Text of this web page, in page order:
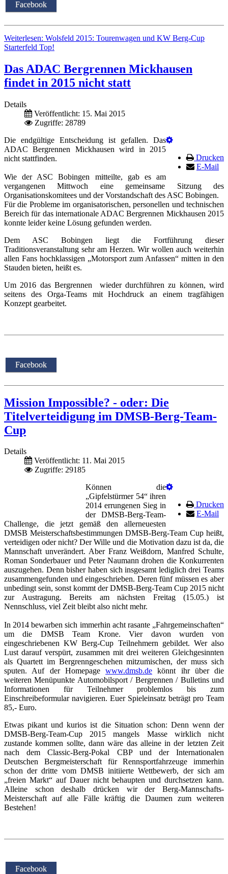
Facebook
Weiterlesen: Wolsfeld 2015: Tourenwagen und KW Berg-Cup
Starterfeld Top!
Das ADAC Bergrennen Mickhausen
findet in 2015 nicht statt
Details
Veröffentlicht: 15. Mai 2015
Zugriffe: 28789
Drucken
E-Mail
Die endgültige Entscheidung ist gefallen. Das
ADAC Bergrennen Mickhausen wird in 2015
nicht stattfinden.
Wie der ASC Bobingen mitteilte, gab es am
vergangenen Mittwoch eine gemeinsame Sitzung des
Organisationskomitees und der Vorstandschaft des ASC Bobingen.
Für die Probleme im organisatorischen, personellen und technischen
Bereich für das internationale ADAC Bergrennen Mickhausen 2015
konnte leider keine Lösung gefunden werden.
Dem ASC Bobingen liegt die Fortführung dieser
Traditionsveranstaltung sehr am Herzen. Wir wollen auch weiterhin
allen Fans hochklassigen „Motorsport zum Anfassen“ mitten in den
Stauden bieten, heißt es.
Um 2016 das Bergrennen wieder durchführen zu können, wird
seitens des Orga-Teams mit Hochdruck an einem tragfähigen
Konzept gearbeitet.
Facebook
Mission Impossible? - oder: Die
Titelverteidigung im DMSB-Berg-Team-
Cup
Details
Veröffentlicht: 11. Mai 2015
Zugriffe: 29185
Drucken
E-Mail
Können die
„Gipfelstürmer 54“ ihren
2014 errungenen Sieg in
der DMSB-Berg-Team-
Challenge, die jetzt gemäß den allerneuesten
DMSB Meisterschaftsbestimmungen DMSB-Berg-Team Cup heißt,
verteidigen oder nicht? Der Wille und die Motivation dazu ist da, die
Mannschaft unverändert. Aber Franz Weißdorn, Manfred Schulte,
Roman Sonderbauer und Peter Naumann drohen die Konkurrenten
auszugehen. Denn bisher haben sich insgesamt lediglich drei Teams
zusammengefunden und eingeschrieben. Deren fünf müssen es aber
unbedingt sein, sonst kommt der DMSB-Berg-Team Cup 2015 nicht
zur Austragung. Bereits am nächsten Freitag (15.05.) ist
Nennschluss, viel Zeit bleibt also nicht mehr.
In 2014 bewarben sich immerhin acht rasante „Fahrgemeinschaften“
um die DMSB Team Krone. Vier davon wurden von
eingeschriebenen KW Berg-Cup Teilnehmern gebildet. Wer also
Lust darauf verspürt, zusammen mit drei weiteren Gleichgesinnten
als Quartett im Bergrenngeschehen mitzumischen, der muss sich
sputen. Auf der Homepage www.dmsb.de könnt ihr über die
weiteren Menüpunkte Automobilsport / Bergrennen / Bulletins und
Informationen für Teilnehmer problemlos bis zum
Einschreibeformular navigieren. Euer Spieleinsatz beträgt pro Team
85,- Euro.
Etwas pikant und kurios ist die Situation schon: Denn wenn der
DMSB-Berg-Team-Cup 2015 mangels Masse wirklich nicht
zustande kommen sollte, dann wäre das alleine in der letzten Zeit
nach dem Classic-Berg-Pokal CBP und der Internationalen
Deutschen Bergmeisterschaft für Rennsportfahrzeuge immerhin
schon der dritte vom DMSB initiierte Wettbewerb, der sich am
„freien Markt“ auf Dauer nicht behaupten und durchsetzen kann.
Alleine schon deshalb drücken wir der Berg-Mannschafts-
Meisterschaft auf alle Fälle kräftig die Daumen zum weiteren
Bestehen!
Facebook